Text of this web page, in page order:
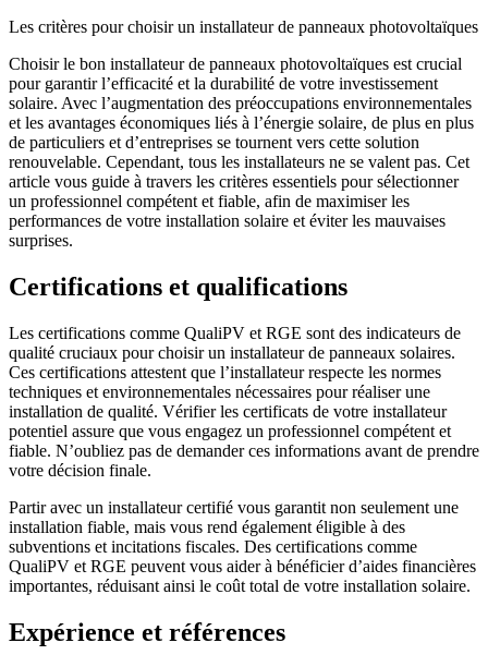
Les critères pour choisir un installateur de panneaux photovoltaïques
Choisir le bon installateur de panneaux photovoltaïques est crucial
pour garantir l’efficacité et la durabilité de votre investissement
solaire. Avec l’augmentation des préoccupations environnementales
et les avantages économiques liés à l’énergie solaire, de plus en plus
de particuliers et d’entreprises se tournent vers cette solution
renouvelable. Cependant, tous les installateurs ne se valent pas. Cet
article vous guide à travers les critères essentiels pour sélectionner
un professionnel compétent et fiable, afin de maximiser les
performances de votre installation solaire et éviter les mauvaises
surprises.
Certifications et qualifications
Les certifications comme QualiPV et RGE sont des indicateurs de
qualité cruciaux pour choisir un installateur de panneaux solaires.
Ces certifications attestent que l’installateur respecte les normes
techniques et environnementales nécessaires pour réaliser une
installation de qualité. Vérifier les certificats de votre installateur
potentiel assure que vous engagez un professionnel compétent et
fiable. N’oubliez pas de demander ces informations avant de prendre
votre décision finale.
Partir avec un installateur certifié vous garantit non seulement une
installation fiable, mais vous rend également éligible à des
subventions et incitations fiscales. Des certifications comme
QualiPV et RGE peuvent vous aider à bénéficier d’aides financières
importantes, réduisant ainsi le coût total de votre installation solaire.
Expérience et références